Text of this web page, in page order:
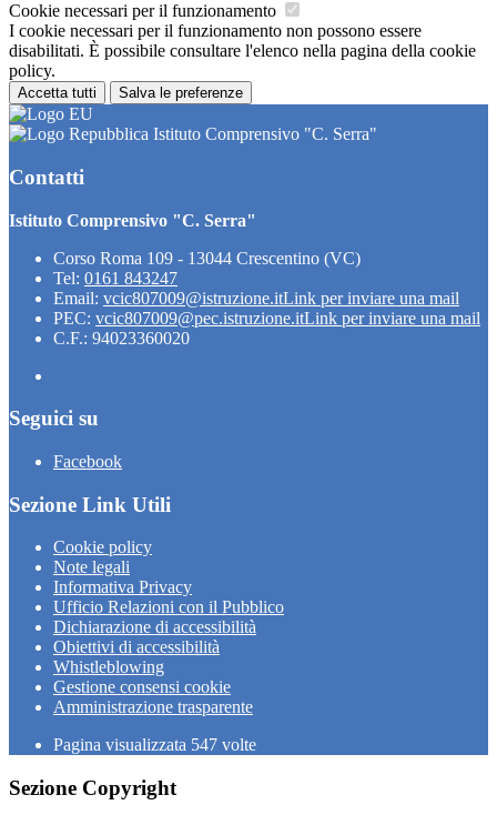
Cookie necessari per il funzionamento
I cookie necessari per il funzionamento non possono essere
disabilitati. È possibile consultare l'elenco nella pagina della cookie
policy.
Accetta tutti Salva le preferenze
Istituto Comprensivo "C. Serra"
Contatti
Istituto Comprensivo "C. Serra"
Corso Roma 109 - 13044 Crescentino (VC)
Tel: 0161 843247
Email: vcic807009@istruzione.itLink per inviare una mail
PEC: vcic807009@pec.istruzione.itLink per inviare una mail
C.F.: 94023360020
Seguici su
Facebook
Sezione Link Utili
Cookie policy
Note legali
Informativa Privacy
Ufficio Relazioni con il Pubblico
Dichiarazione di accessibilità
Obiettivi di accessibilità
Whistleblowing
Gestione consensi cookie
Amministrazione trasparente
Pagina visualizzata 547 volte
Sezione Copyright